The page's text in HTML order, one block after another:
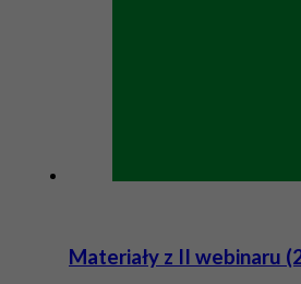
Materiały z II webinaru